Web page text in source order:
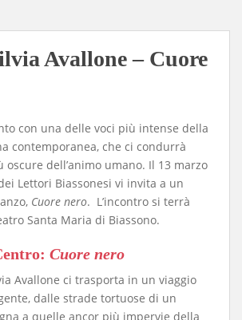
Avallone – Cuore
con una delle voci più intense della
contemporanea, che ci condurrà
oscure dell’animo umano. Il 13 marzo
Lettori Biassonesi vi invita a un
Cuore nero. L’incontro si terrà
Santa Maria di Biassono.
Cuore nero
Avallone ci trasporta in un viaggio
dalle strade tortuose di un
a quelle ancor più impervie della